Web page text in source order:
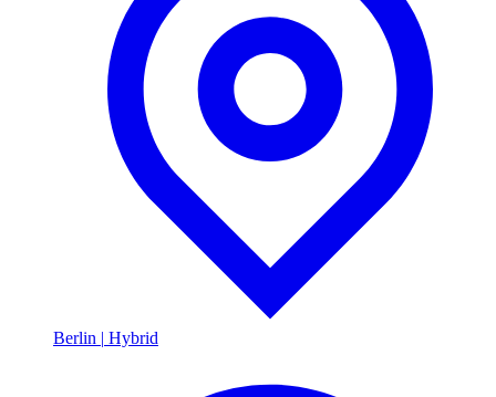
Berlin | Hybrid